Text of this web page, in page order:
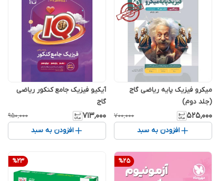
میکرو فیزیک پایه ریاضی گاج
(جلد دوم)
۵۲۵٬۰۰۰ ۷۰۰٬۰۰۰
افزودن به سبد
آیکیو فیزیک جامع کنکور ریاضی
گاج
۷۱۳٬۰۰۰ ۹۵۰٬۰۰۰
افزودن به سبد
%25
%23